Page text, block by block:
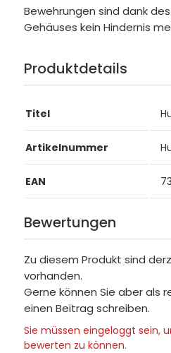
Bewehrungen sind dank
Gehäuses kein Hindernis
Produktdetails
Titel
Artikelnummer
EAN
Bewertungen
Zu diesem Produkt sind
vorhanden.
Gerne können Sie aber als
einen Beitrag schreiben.
Sie müssen eingeloggt sein,
bewerten zu können.